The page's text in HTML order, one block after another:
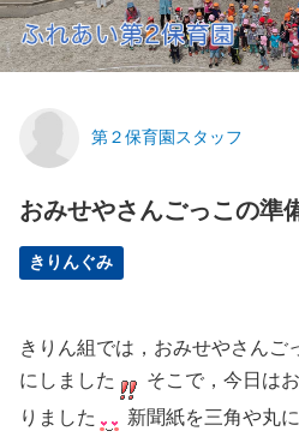
第２保育園スタッフ
おみせやさんごっこの
きりんぐみ
きりん組では，おみせやさんご
にしました
そこで，今日は
りました
新聞紙を三角や丸